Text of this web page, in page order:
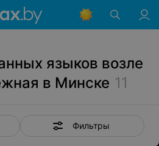
языков возле
в Минске 11
Фильтры